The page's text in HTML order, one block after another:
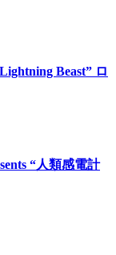
Beast” ロ
“人類感電計